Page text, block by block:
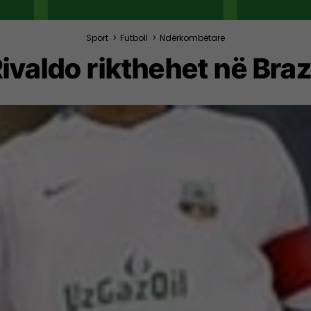
Sport > Futboll > Ndërkombëtare
rikthehet në